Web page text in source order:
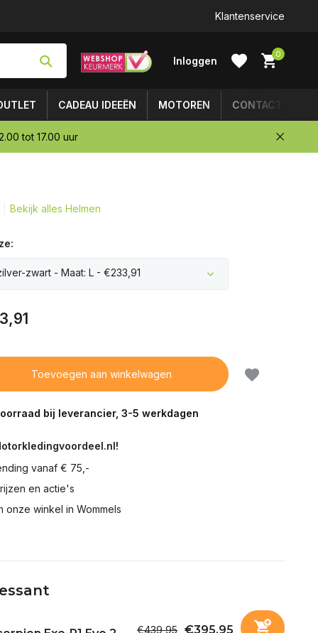
Klantenservice
Inloggen
0
CADEAU IDEEËN MOTOREN CONTACT
tot 17.00 uur
Bekijk alles Helmen
zwart - Maat: L - €233,91
Toevoegen aan winkelwagen
bij leverancier, 3-5 werkdagen
vanaf € 75,-
en actie's
onze winkel in Wommels
€439,95 €395,95